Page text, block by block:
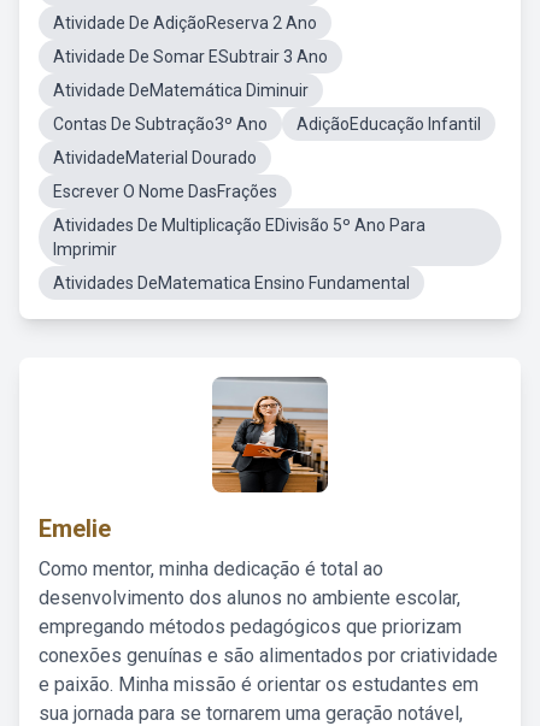
Atividade De AdiçãoReserva 2 Ano
Atividade De Somar ESubtrair 3 Ano
Atividade DeMatemática Diminuir
Contas De Subtração3º Ano
AdiçãoEducação Infantil
AtividadeMaterial Dourado
Escrever O Nome DasFrações
Atividades De Multiplicação EDivisão 5º Ano Para
Imprimir
Atividades DeMatematica Ensino Fundamental
Emelie
Como mentor, minha dedicação é total ao
desenvolvimento dos alunos no ambiente escolar,
empregando métodos pedagógicos que priorizam
conexões genuínas e são alimentados por criatividade
e paixão. Minha missão é orientar os estudantes em
sua jornada para se tornarem uma geração notável,